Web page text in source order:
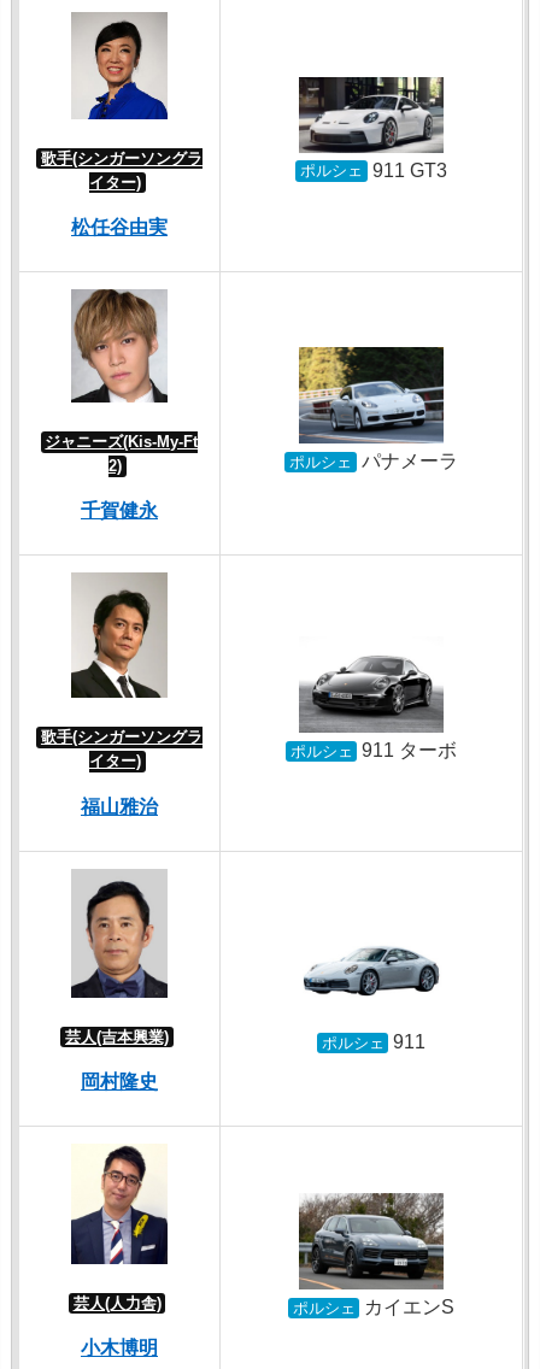
歌手(シンガーソングラ
イター)
松任谷由実
ポルシェ 911 GT3
ジャニーズ(Kis-My-Ft
2)
千賀健永
ポルシェ パナメーラ
歌手(シンガーソングラ
イター)
福山雅治
ポルシェ 911 ターボ
芸人(吉本興業)
岡村隆史
ポルシェ 911
芸人(人力舎)
小木博明
ポルシェ カイエンS